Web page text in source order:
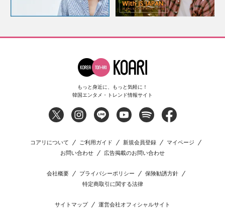
もっと身近に、もっと気軽に！
韓国エンタメ・トレンド情報サイト
コアリについて ご利用ガイド 新規会員登録
マイページ
お問い合わせ
広告掲載のお問い合わせ
会社概要 プライバシーポリシー
保険勧誘方針
特定商取引に関する法律
サイトマップ 運営会社オフィシャルサイト